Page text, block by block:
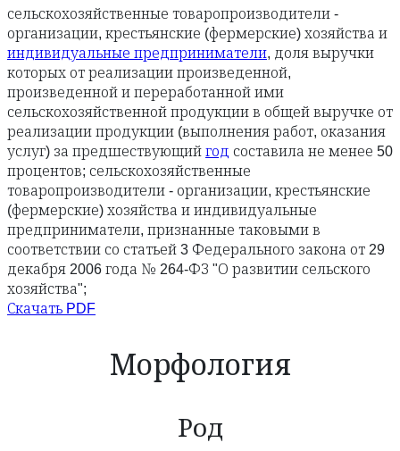
сельскохозяйственные товаропроизводители -
организации, крестьянские (фермерские) хозяйства и
индивидуальные предприниматели, доля выручки
которых от реализации произведенной,
произведенной и переработанной ими
сельскохозяйственной продукции в общей выручке от
реализации продукции (выполнения работ, оказания
услуг) за предшествующий год составила не менее 50
процентов; сельскохозяйственные
товаропроизводители - организации, крестьянские
(фермерские) хозяйства и индивидуальные
предприниматели, признанные таковыми в
соответствии со статьей 3 Федерального закона от 29
декабря 2006 года № 264-ФЗ "О развитии сельского
хозяйства";
Скачать PDF
Морфология
Род